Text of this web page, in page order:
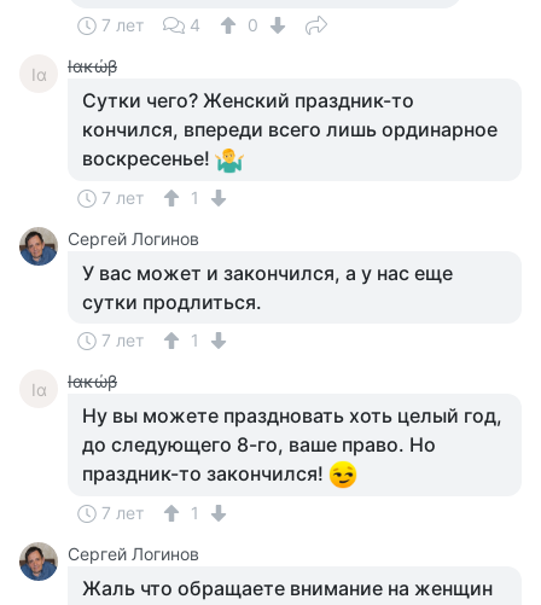
7 лет 4 0
Ια Ιακώβ
Сутки чего? Женский праздник-то
кончился, впереди всего лишь ординарное
воскресенье!
7 лет
1
Сергей Логинов
У вас может и закончился, а у нас еще
сутки продлиться.
7 лет 1
Ια Ιακώβ
Ну вы можете праздновать хоть целый год,
до следующего 8-го, ваше право. Но
праздник-то закончился!
7 лет
1
Сергей Логинов
Жаль что обращаете внимание на женщин